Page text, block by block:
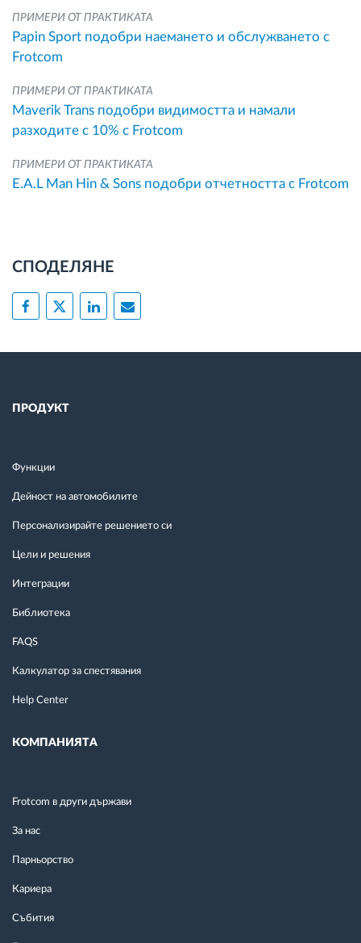
ПРИМЕРИ ОТ ПРАКТИКАТА
Papin Sport подобри наемането и обслужването с
Frotcom
ПРИМЕРИ ОТ ПРАКТИКАТА
Maverik Trans подобри видимостта и намали
разходите с 10% с Frotcom
ПРИМЕРИ ОТ ПРАКТИКАТА
E.A.L Man Hin & Sons подобри отчетността с Frotcom
СПОДЕЛЯНЕ
ПРОДУКТ
Функции
Дейност на автомобилите
Персонализирайте решението си
Цели и решения
Интеграции
Библиотека
FAQS
Калкулатор за спестявания
Help Center
КОМПАНИЯТА
Frotcom в други държави
За нас
Парньорство
Кариера
Събития